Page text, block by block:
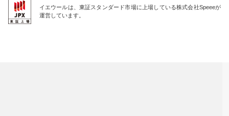
イエウールは、東証スタンダード市場に上場している株式会社Speeeが
運営しています。